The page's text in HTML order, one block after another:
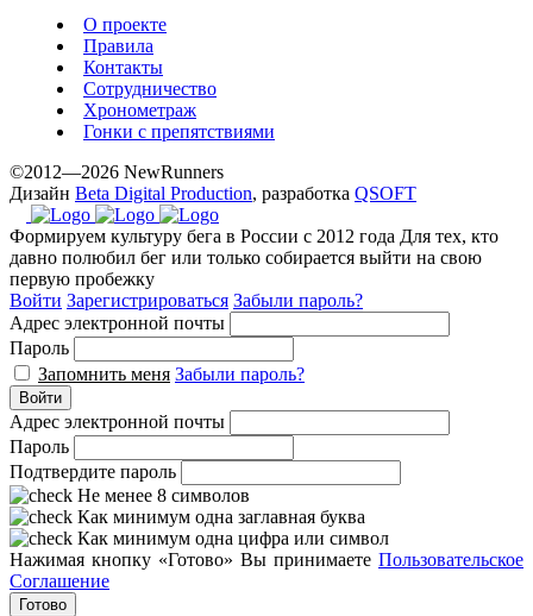
prices.
О проекте
Правила
Контакты
Сотрудничество
Хронометраж
Гонки с препятствиями
©2012—2026 NewRunners
Дизайн Beta Digital Production, разработка QSOFT
Формируем культуру бега в России с 2012 года Для тех, кто
давно полюбил бег или только собирается выйти на свою
первую пробежку
Войти Зарегистрироваться Забыли пароль?
Адрес электронной почты
Пароль
Запомнить меня Забыли пароль?
Войти
Адрес электронной почты
Пароль
Подтвердите пароль
Не менее 8 символов
Как минимум одна заглавная буква
Как минимум одна цифра или символ
Нажимая кнопку «Готово» Вы принимаете Пользовательское
Соглашение
Готово